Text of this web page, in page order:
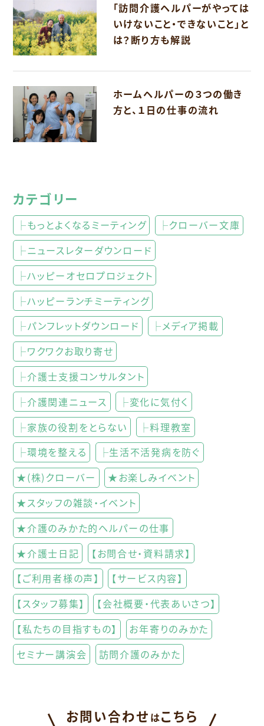
「訪問介護ヘルパーがやっては
いけないこと・できないこと」と
は？断り方も解説
ホームヘルパーの３つの働き
方と、１日の仕事の流れ
カテゴリー
├もっとよくなるミーティング
├クローバー文庫
├ニュースレターダウンロード
├ハッピーオセロプロジェクト
├ハッピーランチミーティング
├パンフレットダウンロード
├メディア掲載
├ワクワクお取り寄せ
├介護士支援コンサルタント
├介護関連ニュース
├変化に気付く
├家族の役割をとらない
├料理教室
├環境を整える
├生活不活発病を防ぐ
★(株)クローバー
★お楽しみイベント
★スタッフの雑談・イベント
★介護のみかた的ヘルパーの仕事
★介護士日記
【お問合せ・資料請求】
【ご利用者様の声】
【サービス内容】
【スタッフ募集】
【会社概要・代表あいさつ】
【私たちの目指すもの】
お年寄りのみかた
セミナー講演会
訪問介護のみかた
お問い合わせ はこちら